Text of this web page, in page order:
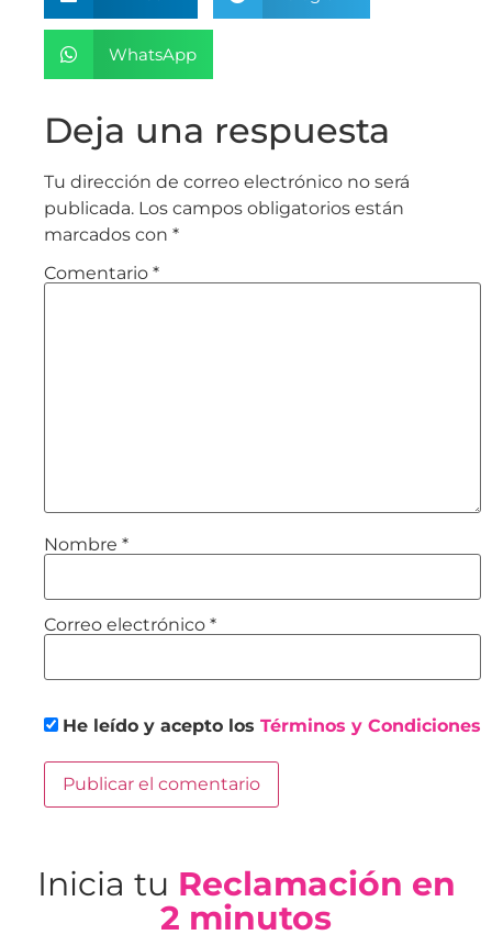
WhatsApp
Deja una respuesta
Tu dirección de correo electrónico no será
publicada. Los campos obligatorios están
marcados con *
Comentario *
Nombre *
Correo electrónico *
He leído y acepto los Términos y Condiciones
Inicia tu Reclamación en
2 minutos